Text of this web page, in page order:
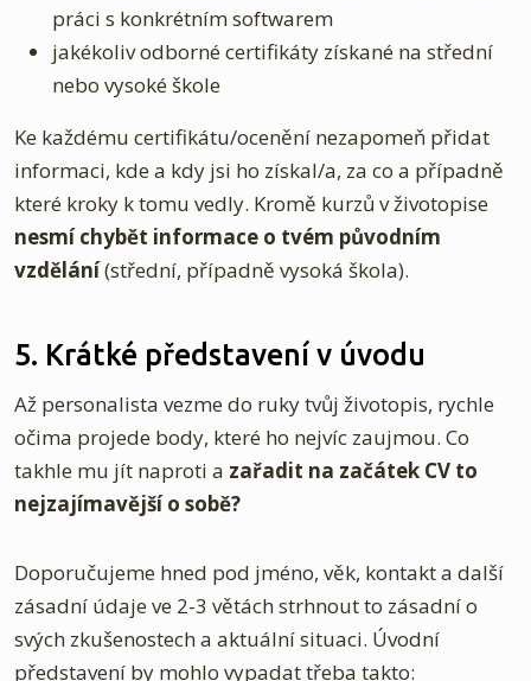
práci s konkrétním softwarem
jakékoliv odborné certifikáty získané na střední
nebo vysoké škole
Ke každému certifikátu/ocenění nezapomeň přidat
informaci, kde a kdy jsi ho získal/a, za co a případně
které kroky k tomu vedly. Kromě kurzů v životopise
nesmí chybět informace o tvém původním
vzdělání(střední, případně vysoká škola).
5. Krátké představení v úvodu
Až personalista vezme do ruky tvůj životopis, rychle
očima projede body, které ho nejvíc zaujmou. Co
takhle mu jít naproti a zařadit na začátek CV to
nejzajímavější o sobě?
Doporučujeme hned pod jméno, věk, kontakt a další
zásadní údaje ve 2-3 větách strhnout to zásadní o
svých zkušenostech a aktuální situaci. Úvodní
představení by mohlo vypadat třeba takto: